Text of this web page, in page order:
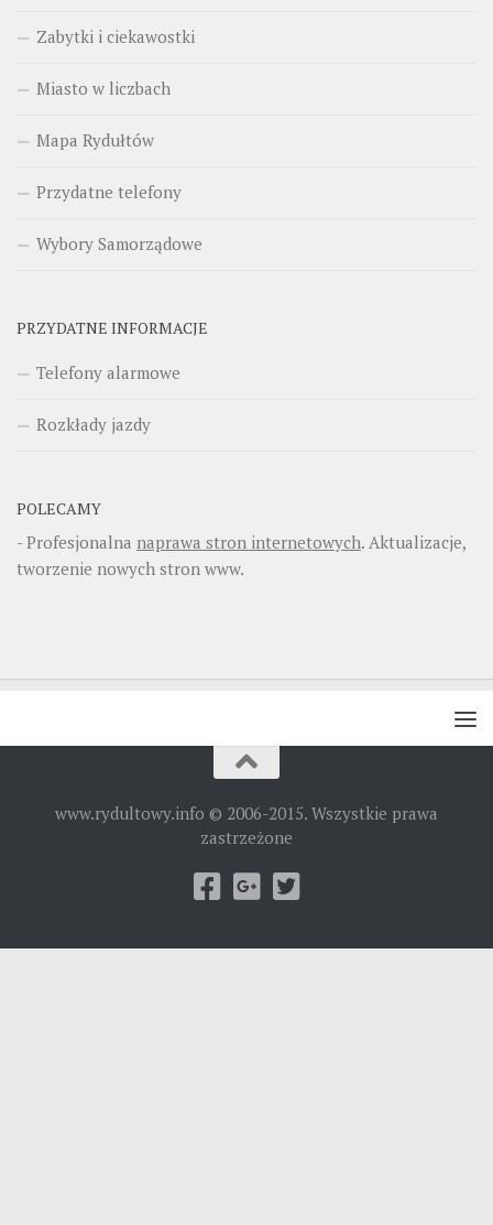
Zabytki i ciekawostki
Miasto w liczbach
Mapa Rydułtów
Przydatne telefony
Wybory Samorządowe
PRZYDATNE INFORMACJE
Telefony alarmowe
Rozkłady jazdy
POLECAMY
- Profesjonalna naprawa stron internetowych. Aktualizacje,
tworzenie nowych stron www.
www.rydultowy.info © 2006-2015. Wszystkie prawa
zastrzeżone